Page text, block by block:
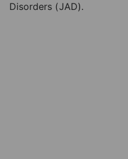
Disorders (JAD).